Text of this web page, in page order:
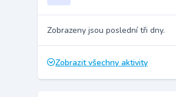
Zobrazeny jsou poslední tři dny.
Zobrazit všechny aktivity